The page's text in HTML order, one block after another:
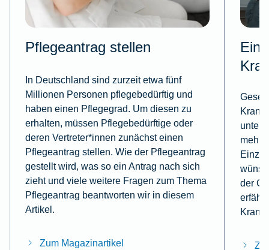
Pflegeantrag stellen
In Deutschland sind zurzeit etwa fünf
Millionen Personen pflegebedürftig und
haben einen Pflegegrad. Um diesen zu
erhalten, müssen Pflegebedürftige oder
deren Vertreter*innen zunächst einen
Pflegeantrag stellen. Wie der Pflegeantrag
gestellt wird, was so ein Antrag nach sich
zieht und viele weitere Fragen zum Thema
Pflegeantrag beantworten wir in diesem
Artikel.
Zum Magazinartikel
mehr
der